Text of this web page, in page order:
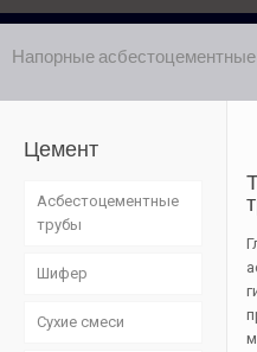
Напорные
Цемент
Асбестоцементные
трубы
Шифер
Сухие смеси